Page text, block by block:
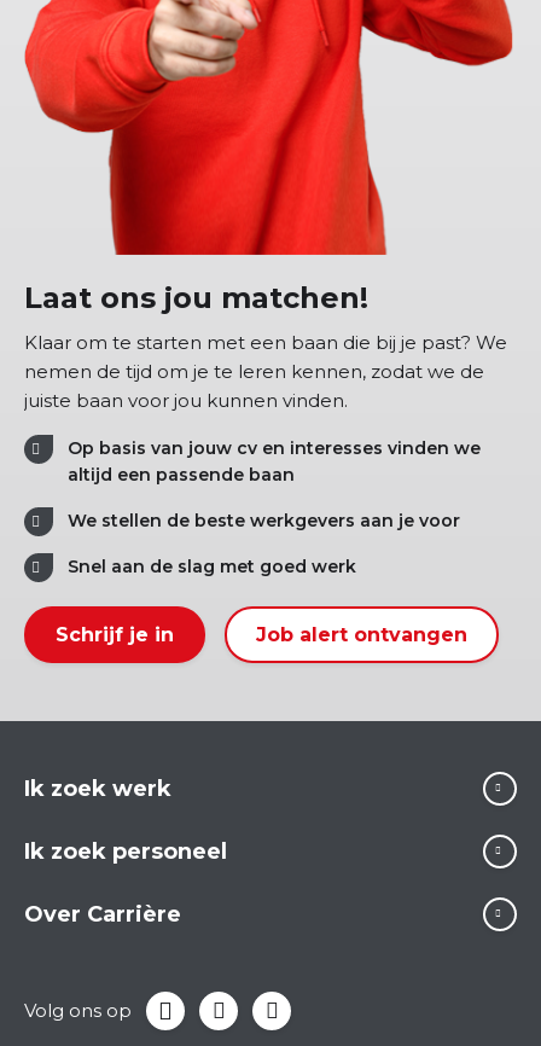
Laat ons jou matchen!
Klaar om te starten met een baan die bij je past? We
nemen de tijd om je te leren kennen, zodat we de
juiste baan voor jou kunnen vinden.
Op basis van jouw cv en interesses vinden we
altijd een passende baan
We stellen de beste werkgevers aan je voor
Snel aan de slag met goed werk
Schrijf je in Job alert ontvangen
Ik zoek werk
Ik zoek personeel
Over Carrière
Volg ons op